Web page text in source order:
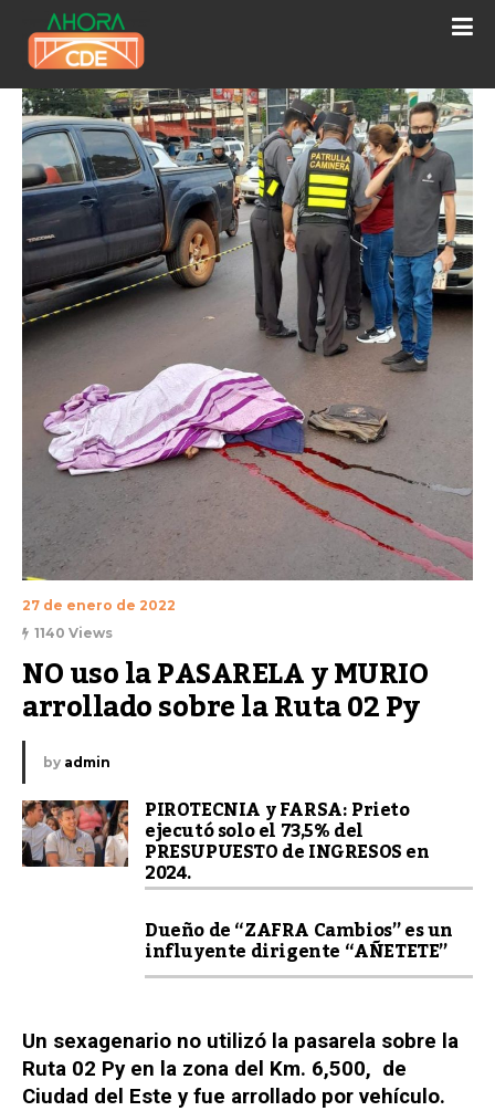
27 de enero de 2022
1140 Views
NO uso la PASARELA y MURIO
arrollado sobre la Ruta 02 Py
by admin
PIROTECNIA y FARSA: Prieto
ejecutó solo el 73,5% del
PRESUPUESTO de INGRESOS en
2024.
Dueño de “ZAFRA Cambios” es un
influyente dirigente “AÑETETE”
Un sexagenario no utilizó la pasarela sobre la
Ruta 02 Py en la zona del Km. 6,500, de
Ciudad del Este y fue arrollado por vehículo.